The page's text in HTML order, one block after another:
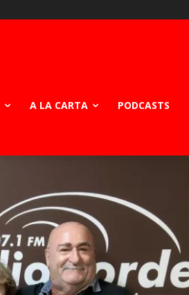
A LA CARTA PODCASTS